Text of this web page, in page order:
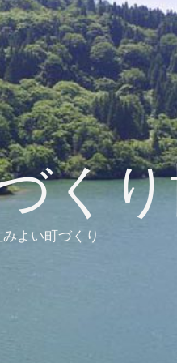
く
よい町づくり